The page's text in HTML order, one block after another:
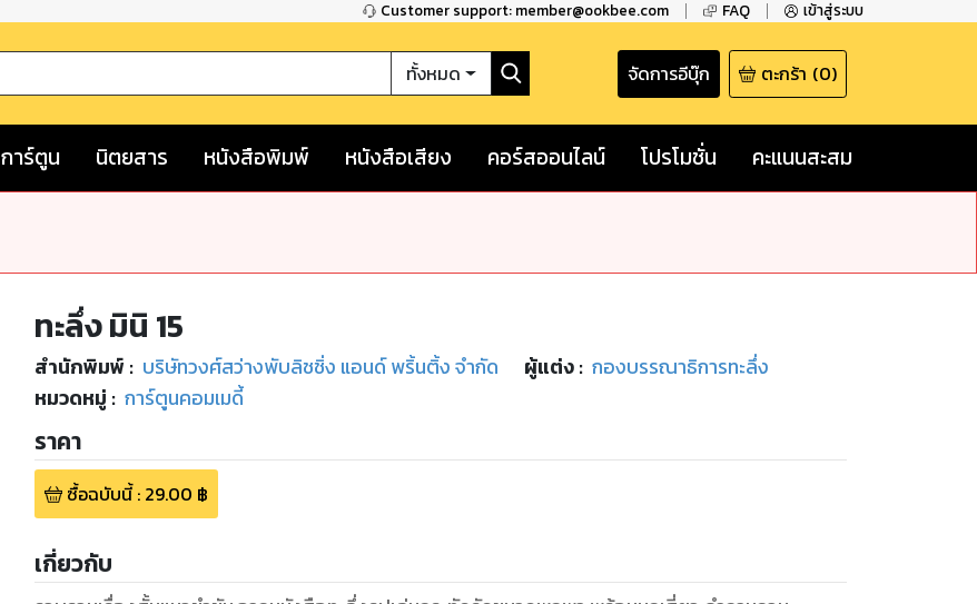
Customer support: member@ookbee.com FAQ เข้าสู่ระบบ
ทั้งหมด จัดการอีบุ๊ก ตะกร้า (0)
การ์ตูน นิตยสาร หนังสือพิมพ์ หนังสือเสียง คอร์สออนไลน์ โปรโมชั่น คะแนนสะสม
ทะลึ่ง มินิ 15
สำนักพิมพ์ : บริษัทวงศ์สว่างพับลิชชิ่ง แอนด์ พริ้นติ้ง จำกัด ผู้แต่ง : กองบรรณาธิการทะลึ่ง
หมวดหมู่ : การ์ตูนคอมเมดี้
ราคา
ซื้อฉบับนี้: 29.00 ฿
เกี่ยวกับ